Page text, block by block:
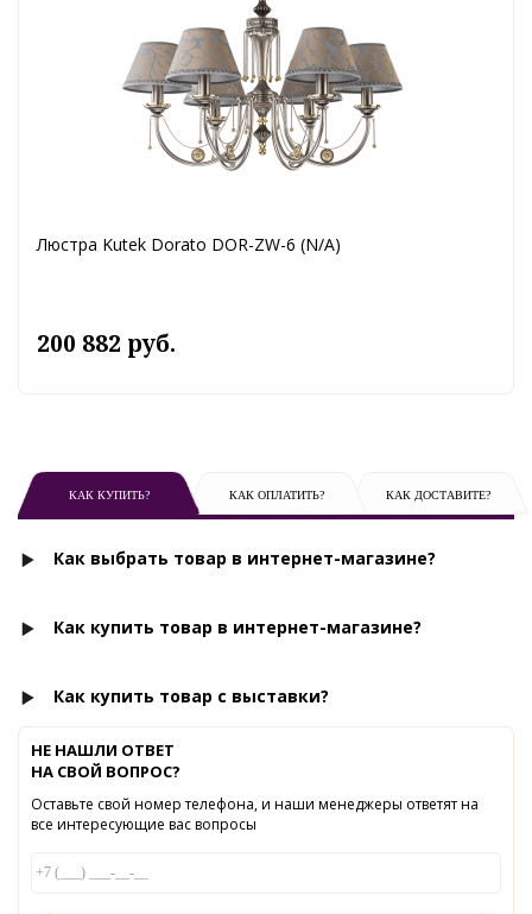
Люстра Kutek Dorato DOR-ZW-6 (N/A)
200 882 руб.
КАК КУПИТЬ? КАК ОПЛАТИТЬ? КАК ДОСТАВИТЕ?
Как выбрать товар в интернет-магазине?
Как купить товар в интернет-магазине?
Как купить товар с выставки?
НЕ НАШЛИ ОТВЕТ
НА СВОЙ ВОПРОС?
Оставьте свой номер телефона, и наши менеджеры ответят на
все интересующие вас вопросы